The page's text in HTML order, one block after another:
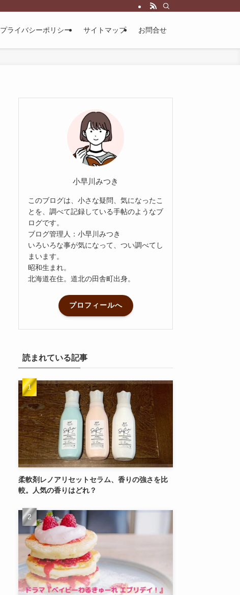
プライバシーポリシー サイトマップ お問合せ
小早川みつき
このブログは、小さな疑問、気になったこ
とを、調べて記録している手帖のようなブ
ログです。
ブログ管理人：小早川みつき
いろいろな事が気になって、つい調べてし
まいます。
昭和生まれ。
北海道在住。道北の田舎町出身。
プロフィールへ
読まれている記事
柔軟剤レノアリセットセラム、香りの強さを比
較。人気の香りはどれ？